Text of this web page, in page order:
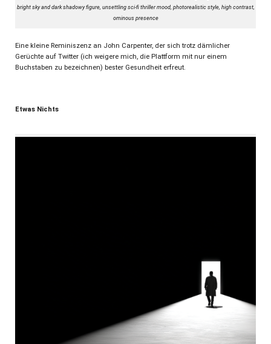
bright sky and dark shadowy figure, unsettling sci-fi thriller mood, photorealistic style, high contrast,
ominous presence
Eine kleine Reminiszenz an John Carpenter, der sich trotz dämlicher
Gerüchte auf Twitter (ich weigere mich, die Plattform mit nur einem
Buchstaben zu bezeichnen) bester Gesundheit erfreut.
Etwas Nichts